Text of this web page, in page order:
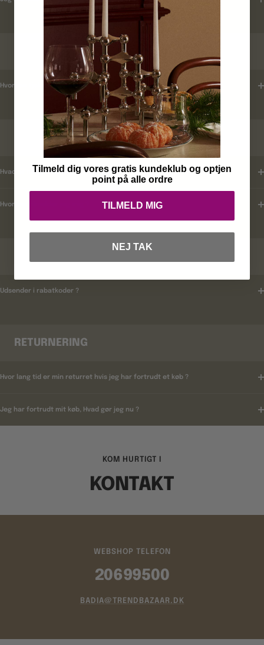
LEVERINGSTID
Hvordan tjekker jeg leveringstid ?
KUNDEKLUB
Hvad er mine fordele ?
Hvordan tilmelder jeg mig ?
Udsender i rabatkoder ?
RETURNERING
Hvor lang tid er min returret hvis jeg har fortrudt et køb ?
Jeg har fortrudt mit køb, Hvad gør jeg nu ?
KOM HURTIGT I
KONTAKT
WEBSHOP TELEFON
20699500
BADIA@TRENDBAZAAR.DK
Tilmeld dig vores gratis kundeklub og optjen
point på alle ordre
TILMELD MIG
NEJ TAK